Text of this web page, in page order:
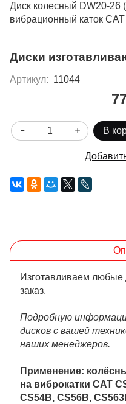
Диск колесный DW20-26
вибрационный каток CAT
Диски
Артикул: 11044
В
Изготавливаем любые
заказ.
Подробную
дисков с вашей
наших менеджеров.
Применение:
на виброкатки CAT
CS54B, CS56B,